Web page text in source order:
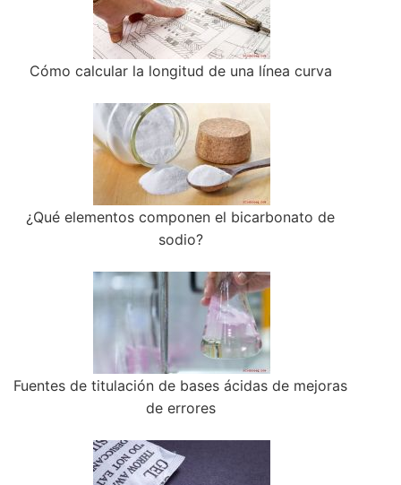
Cómo calcular la longitud de una línea curva
¿Qué elementos componen el bicarbonato de
sodio?
Fuentes de titulación de bases ácidas de mejoras
de errores